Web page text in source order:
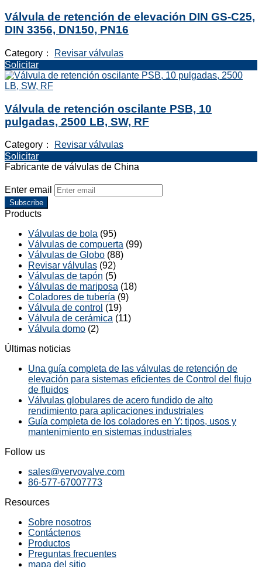
Válvula de retención de elevación DIN GS-C25,
DIN 3356, DN150, PN16
Category：
Revisar válvulas
Solicitar
Válvula de retención oscilante PSB, 10
pulgadas, 2500 LB, SW, RF
Category：
Revisar válvulas
Solicitar
Fabricante de válvulas de China
Enter email
Subscribe
Products
Válvulas de bola (95)
Válvulas de compuerta (99)
Válvulas de Globo (88)
Revisar válvulas (92)
Válvulas de tapón (5)
Válvulas de mariposa (18)
Coladores de tubería (9)
Válvula de control (19)
Válvula de cerámica (11)
Válvula domo (2)
Últimas noticias
Una guía completa de las válvulas de retención de
elevación para sistemas eficientes de Control del flujo
de fluidos
Válvulas globulares de acero fundido de alto
rendimiento para aplicaciones industriales
Guía completa de los coladores en Y: tipos, usos y
mantenimiento en sistemas industriales
Follow us
sales@vervovalve.com
86-577-67007773
Resources
Sobre nosotros
Contáctenos
Productos
Preguntas frecuentes
mapa del sitio